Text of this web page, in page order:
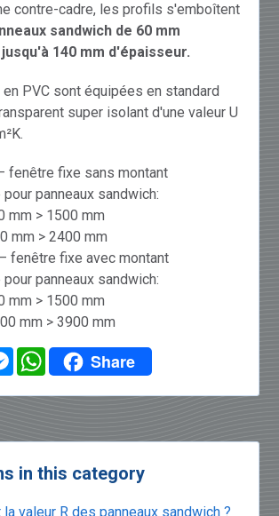
contre-cadre, les profils s'emboîtent
sandwich de 60 mm
140 mm d'épaisseur.
PVC sont équipées en standard
super isolant d'une valeur U
fenêtre fixe sans montant
panneaux sandwich:
mm > 1500 mm
mm > 2400 mm
fenêtre fixe avec montant
panneaux sandwich:
mm > 1500 mm
mm > 3900 mm
Messenger
WhatsAppShare
in this category
valeur R des panneaux sandwich ?